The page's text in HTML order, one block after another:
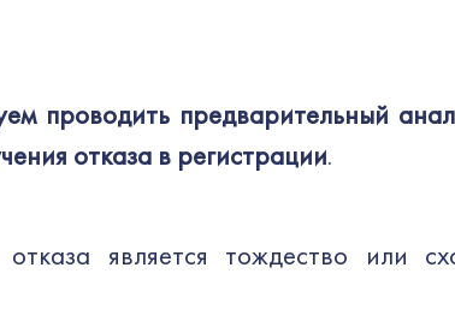
проводить предварительный
отказа в регистрации.
является тождество или